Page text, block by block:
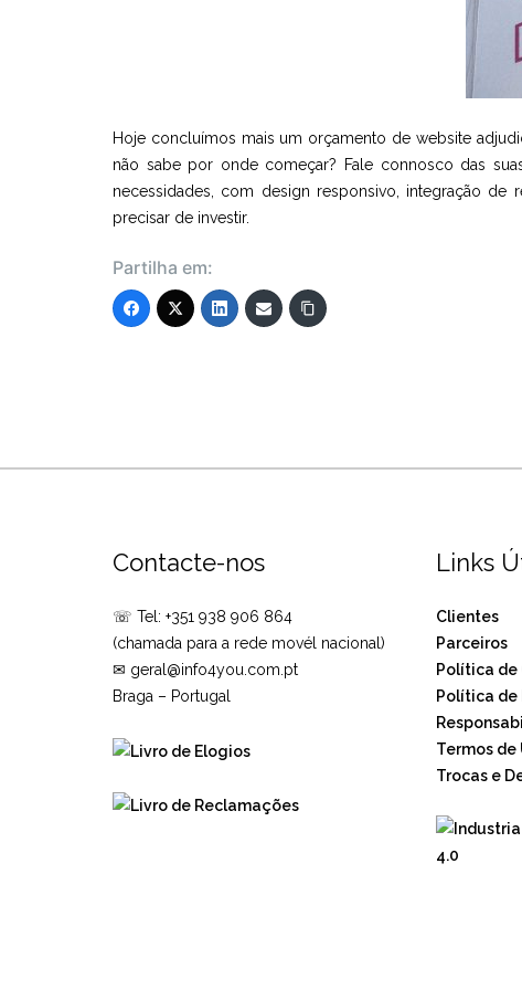
Hoje concluímos mais um orçamento de website
não sabe por onde começar? Fale connosco das
necessidades, com design responsivo, integração
precisar de investir.
Partilha em:
Contacte-nos
☏ Tel: +351 938 906 864
(chamada para a rede movél nacional)
✉ geral@info4you.com.pt
Braga – Portugal
Links
Clientes
Parceiros
Política de
Política de
Termos
Trocas e